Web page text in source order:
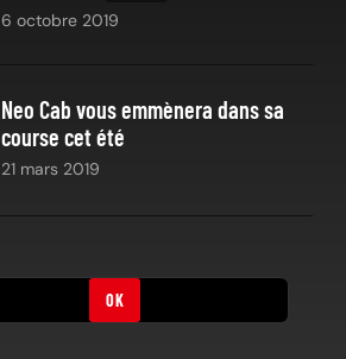
6 octobre 2019
Neo Cab vous emmènera dans sa
course cet été
21 mars 2019
OK